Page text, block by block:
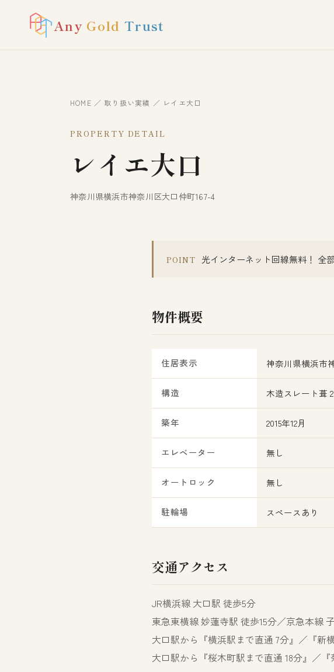
Any Gold Trust
HOME ／ 取り扱い実績 ／ レイエ大口
PROPERTY DETAIL
レイエ大口
神奈川県横浜市神奈川区大口仲町167-4
POINT 光インターネット回線無料！ 全
物件概要
住居表示 神奈川県横浜市
構造 木造スレート葺
築年 2015年12月
エレベーター 無し
オートロック 無し
駐輪場 スペースあり
交通アクセス
JR横浜線 大口駅 徒歩5分
東急東横線 妙蓮寺駅 徒歩15分／京急本線
大口駅から『横浜駅まで直通 7分』／『新
大口駅から『桜木町駅まで直通 18分』／